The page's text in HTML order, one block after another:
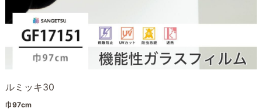
ルミッキ30
巾97cm